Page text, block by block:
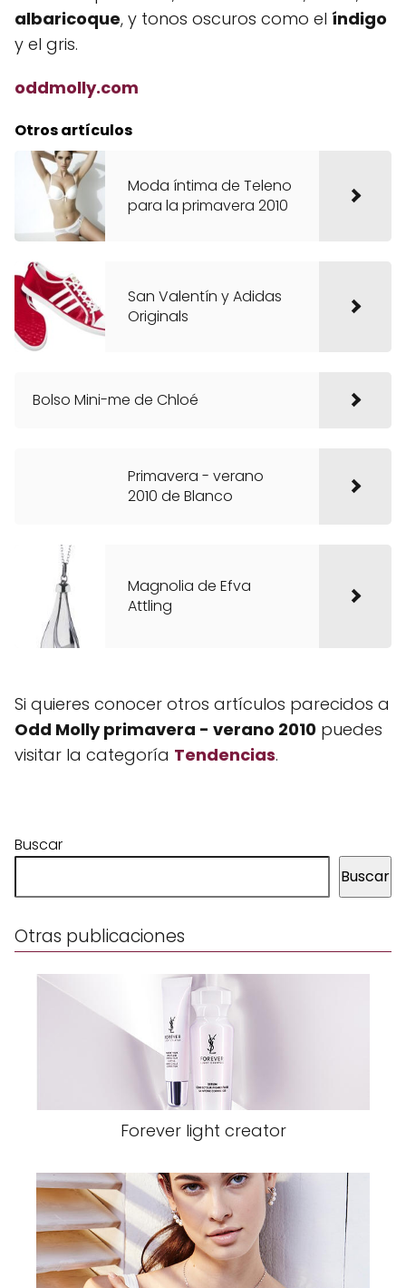
albaricoque, y tonos oscuros como el índigo
y el gris.
oddmolly.com
Otros artículos
Moda íntima de Teleno
para la primavera 2010
San Valentín y Adidas
Originals
Bolso Mini-me de Chloé
Primavera - verano
2010 de Blanco
Magnolia de Efva
Attling
Si quieres conocer otros artículos parecidos a
Odd Molly primavera - verano 2010 puedes
visitar la categoría Tendencias.
Buscar
Buscar
Otras publicaciones
Forever light creator